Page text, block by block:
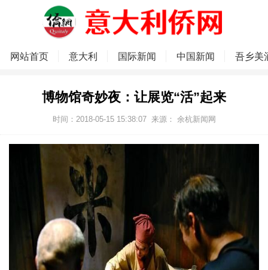
网站首页 意大利 国际新闻 中国新闻 吾乡美
博物馆奇妙夜：让展览“活”起来
时间：2018-05-15 15:38:07 来源： 余杭新闻网